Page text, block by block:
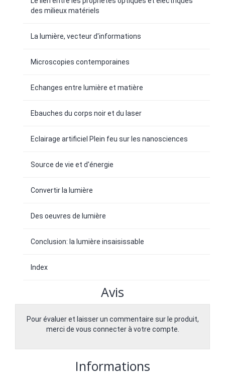
des milieux matériels
La lumière, vecteur d'informations
Microscopies contemporaines
Echanges entre lumière et matière
Ebauches du corps noir et du laser
Eclairage artificiel Plein feu sur les nanosciences
Source de vie et d'énergie
Convertir la lumière
Des oeuvres de lumière
Conclusion: la lumière insaisissable
Index
Avis
Pour évaluer et laisser un commentaire sur le produit,
merci de vous connecter à votre compte.
Informations